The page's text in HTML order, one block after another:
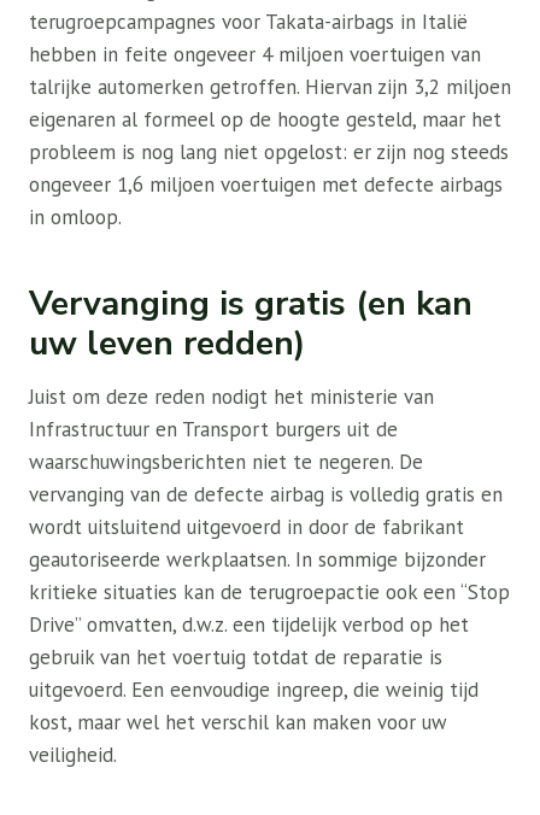
terugroepcampagnes voor Takata-airbags in Italië
hebben in feite ongeveer 4 miljoen voertuigen van
talrijke automerken getroffen. Hiervan zijn 3,2 miljoen
eigenaren al formeel op de hoogte gesteld, maar het
probleem is nog lang niet opgelost: er zijn nog steeds
ongeveer 1,6 miljoen voertuigen met defecte airbags
in omloop.
Vervanging is gratis (en kan
uw leven redden)
Juist om deze reden nodigt het ministerie van
Infrastructuur en Transport burgers uit de
waarschuwingsberichten niet te negeren. De
vervanging van de defecte airbag is volledig gratis en
wordt uitsluitend uitgevoerd in door de fabrikant
geautoriseerde werkplaatsen. In sommige bijzonder
kritieke situaties kan de terugroepactie ook een “Stop
Drive” omvatten, d.w.z. een tijdelijk verbod op het
gebruik van het voertuig totdat de reparatie is
uitgevoerd. Een eenvoudige ingreep, die weinig tijd
kost, maar wel het verschil kan maken voor uw
veiligheid.